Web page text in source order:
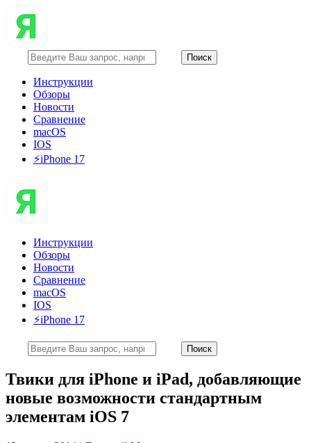
Инструкции
Обзоры
Новости
Сравнение
macOS
IOS
⚡️iPhone 17
Инструкции
Обзоры
Новости
Сравнение
macOS
IOS
⚡️iPhone 17
Твики для iPhone и iPad, добавляющие
новые возможности стандартным
элементам iOS 7